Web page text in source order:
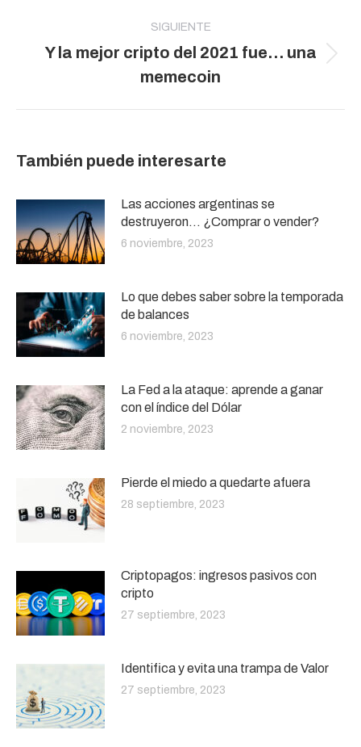
SIGUIENTE
Publicación
siguiente:
Y la mejor cripto del 2021 fue… una
memecoin
También puede interesarte
Las acciones argentinas se
destruyeron… ¿Comprar o vender?
6 noviembre, 2023
Lo que debes saber sobre la temporada
de balances
6 noviembre, 2023
La Fed a la ataque: aprende a ganar
con el índice del Dólar
2 noviembre, 2023
Pierde el miedo a quedarte afuera
28 septiembre, 2023
Criptopagos: ingresos pasivos con
cripto
27 septiembre, 2023
Identifica y evita una trampa de Valor
27 septiembre, 2023